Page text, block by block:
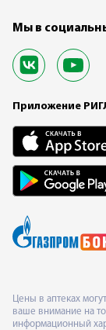
Мы в
Приложение
Цены в аптеках
ваше внимание на
информационный